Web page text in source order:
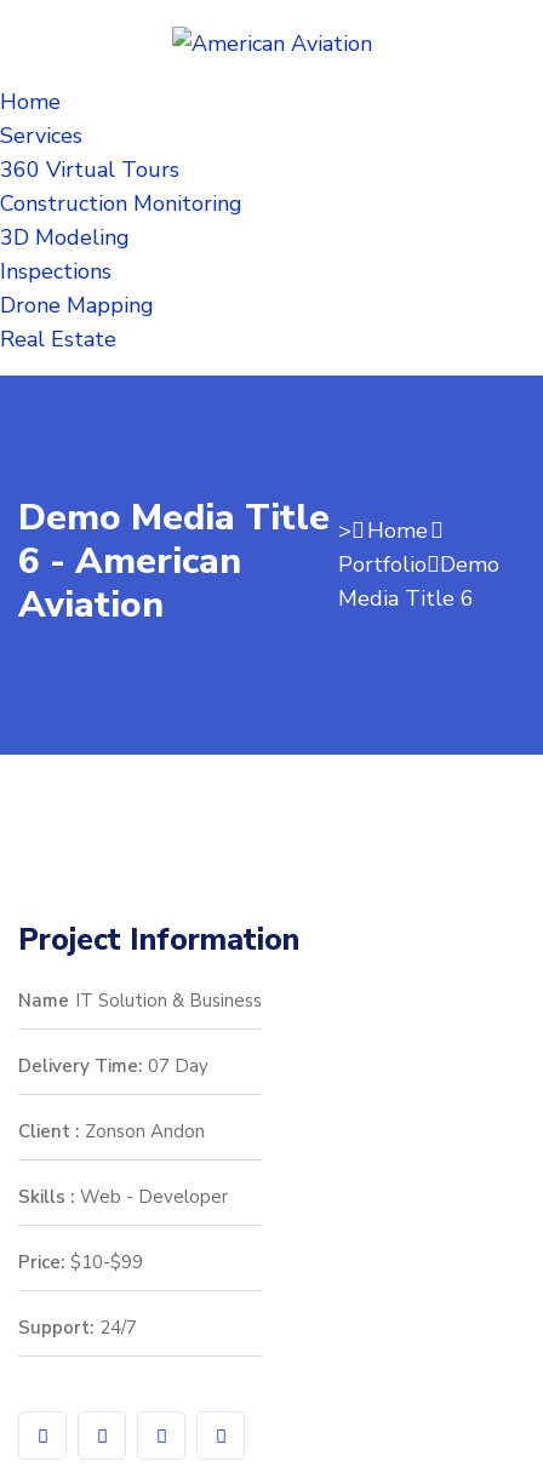
Home
Services
360 Virtual Tours
Construction Monitoring
3D Modeling
Inspections
Drone Mapping
Real Estate
Demo Media Title
6 - American
Aviation
>
Home
Portfolio Demo
Media Title 6
Project Information
Name IT Solution & Business
Delivery Time: 07 Day
Client : Zonson Andon
Skills : Web - Developer
Price: $10-$99
Support: 24/7